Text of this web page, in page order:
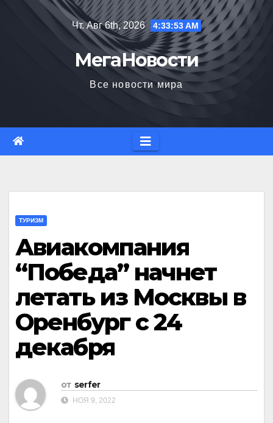
Чт. Авг 6th, 2026 4:33:54 AM
МегаНовости
Все новости мира
ТУРИЗМ
Авиакомпания
“Победа” начнет
летать из Москвы в
Оренбург с 24
декабря
от serfer
НОЯ 9, 2022